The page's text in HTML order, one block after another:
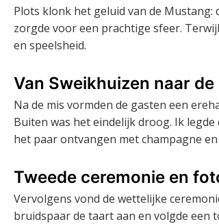
Plots klonk het geluid van de
zorgde voor een prachtige sfeer.
en speelsheid.
Van Sweikhuizen naar
Na de mis vormden de gasten een
Buiten was het eindelijk droog. Ik
het paar ontvangen met champagne
Tweede ceremonie en
Vervolgens vond de wettelijke
bruidspaar de taart aan en volgde een